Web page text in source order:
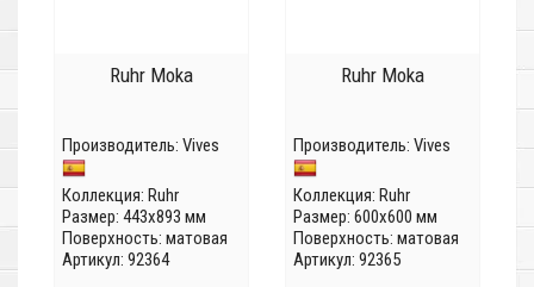
Ruhr Moka
Производитель: Vives
Коллекция: Ruhr
Размер: 443x893 мм
Поверхность: матовая
Артикул: 92364
Ruhr Moka
Производитель: Vives
Коллекция: Ruhr
Размер: 600x600 мм
Поверхность: матовая
Артикул: 92365